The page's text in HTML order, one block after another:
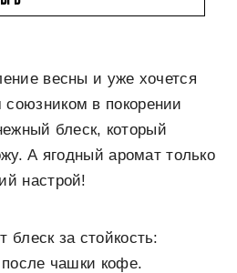
весны и уже хочется
в покорении
блеск, который
А ягодный аромат только
настрой!
за стойкость:
чашки кофе.